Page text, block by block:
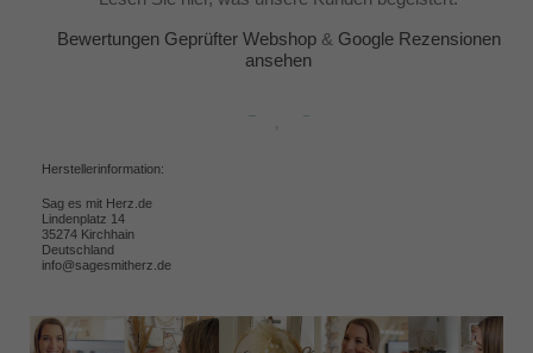
Bewertungen Geprüfter Webshop& Google Rezensionen
ansehen
Herstellerinformation:
Sag es mit Herz.de
Lindenplatz 14
35274 Kirchhain
Deutschland
info@sagesmitherz.de